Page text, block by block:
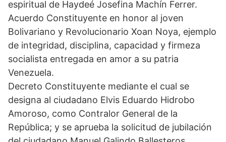
espiritual de Haydeé Josefina Machín Ferrer.
Acuerdo Constituyente en honor al joven
Bolivariano y Revolucionario Xoan Noya, ejemplo
de integridad, disciplina, capacidad y firmeza
socialista entregada en amor a su patria
Venezuela.
Decreto Constituyente mediante el cual se
designa al ciudadano Elvis Eduardo Hidrobo
Amoroso, como Contralor General de la
República; y se aprueba la solicitud de jubilación